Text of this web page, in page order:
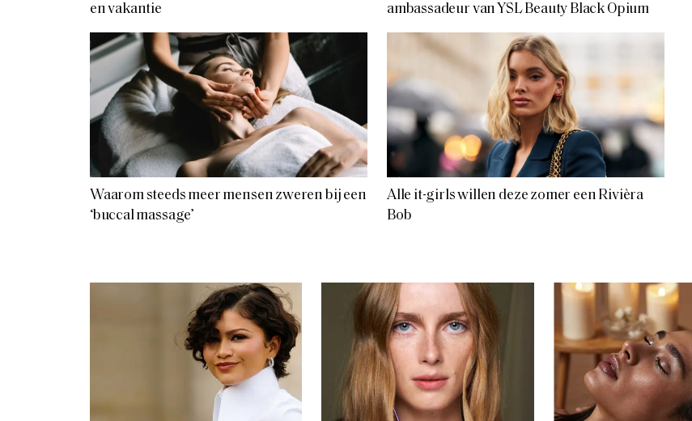
en vakantie
ambassadeur van YSL Beauty Black Opium
Waarom steeds meer mensen zweren bij een
‘buccal massage’
Alle it-girls willen deze zomer een Rivièra
Bob